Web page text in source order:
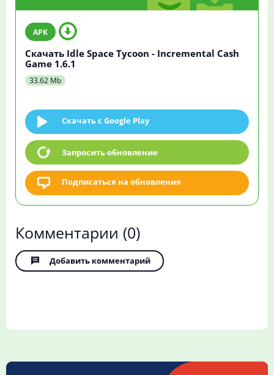
Скачать Idle Space Tycoon - Incremental Cash
Game 1.6.1
33.62 Mb
Скачать c Google Play
Запросить обновление
Подписаться на обновления
Комментарии (0)
Добавить комментарий